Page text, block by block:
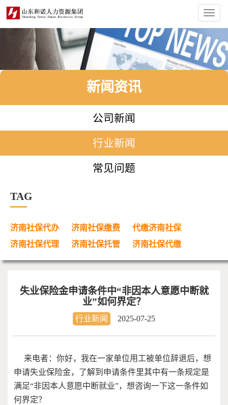
新闻资讯
公司新闻
行业新闻
常见问题
TAG
济南社保代办 济南社保缴费
代缴济南社保
济南社保代理
济南社保托管 济南社保代缴
失业保险金申请条件中“非因本人意愿中断就
业”如何界定？
行业新闻 2025-07-25
来电者：你好，我在一家单位用工被单位辞退后，想
申请失业保险金，了解到申请条件里其中有一条规定是
满足“非因本人意愿中断就业”，想咨询一下这一条件如
何界定？